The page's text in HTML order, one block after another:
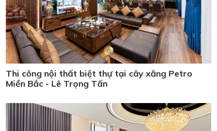
Thi công nội thất biệt thự tại cây xăng Petro
Miền Bắc - Lê Trọng Tấn